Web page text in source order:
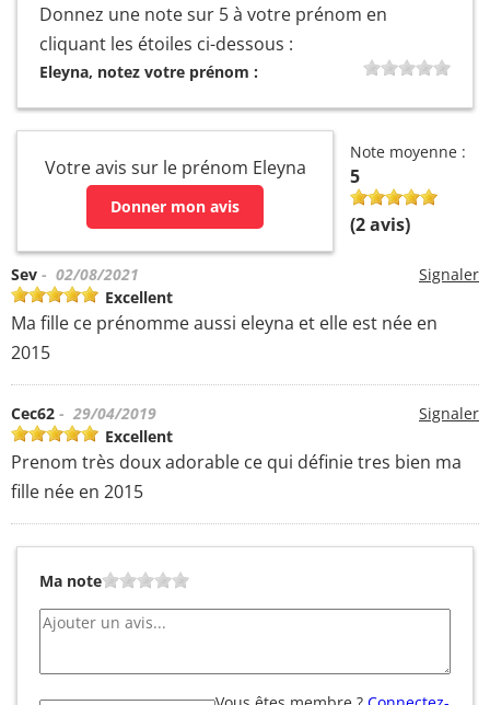
Donnez une note sur 5 à votre prénom en
cliquant les étoiles ci-dessous :
Eleyna, notez votre prénom :
Votre avis sur le prénom Eleyna
Donner mon avis
Note moyenne :
5
(2avis)
Signaler
Sev - 02/08/2021
Excellent
Ma fille ce prénomme aussi eleyna et elle est née en
2015
Signaler
Cec62 - 29/04/2019
Excellent
Prenom très doux adorable ce qui définie tres bien ma
fille née en 2015
Ma note